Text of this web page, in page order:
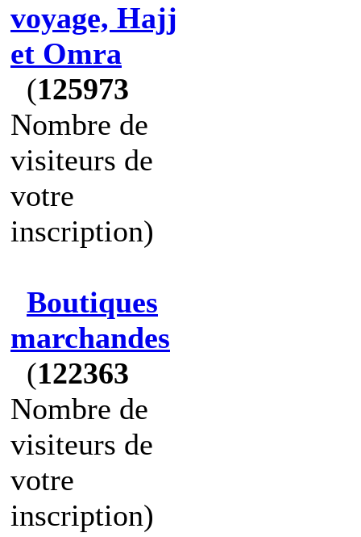
voyage, Hajj
et Omra
(125973
Nombre de
visiteurs de
votre
inscription)
Boutiques
marchandes
(122363
Nombre de
visiteurs de
votre
inscription)